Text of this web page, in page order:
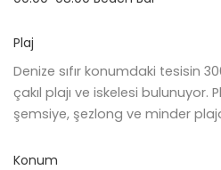
Plaj
Denize sıfır konumdaki tesisin
çakıl plajı ve iskelesi bulunuyor.
şemsiye, şezlong ve minder
Konum